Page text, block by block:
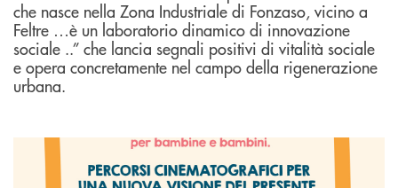
che nasce nella Zona Industriale di Fonzaso, vicino a
Feltre …è un laboratorio dinamico di innovazione
sociale ..” che lancia segnali positivi di vitalità sociale
e opera concretamente nel campo della rigenerazione
urbana.